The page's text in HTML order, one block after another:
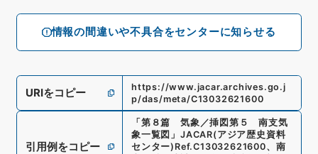
情報の間違いや不具合をセンターに知らせる
URIをコピー
https://www.jacar.archives.go.j
p/das/meta/C13032621600
引用例をコピー
「 第８篇 気象／挿図第５ 南支気
象一覧図 」 JACAR(アジア歴史資料
センター) Ref.C13032621600、 南